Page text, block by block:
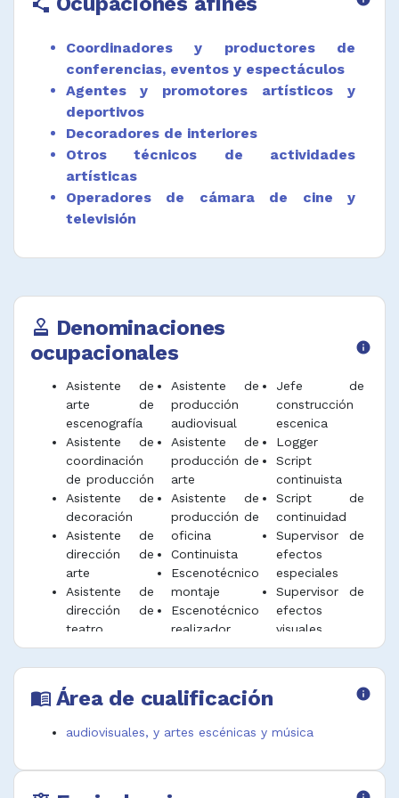
Apoyar la búsqueda de localizaciones y
dichas locaciones.
Desempeñar funciones afines.
Coordinadores y productores de
conferencias, eventos y espectáculos
Agentes y promotores artísticos y
deportivos
Decoradores de interiores
Otros técnicos de actividades
artísticas
Operadores de cámara de cine y
televisión
approval Denominaciones
ocupacionales
info
Asistente de
arte de
escenografía
Asistente de
coordinación
de producción
Asistente de
decoración
Asistente de
dirección de
arte
Asistente de
dirección de
teatro
Asistente de
efectos
visuales
Asistente de
Asistente de
producción
audiovisual
Asistente de
producción de
arte
Asistente de
producción de
oficina
Continuista
Escenotécnico
montaje
Escenotécnico
realizador
Ingestador
Jefe de
y montaje
Jefe de
construcción
escenica
Logger
Script
continuista
Script de
continuidad
Supervisor de
efectos
especiales
Supervisor de
efectos
visuales
Supervisor de
script
Técnico de
menu_book Área de cualificación info
audiovisuales, y artes escénicas y música